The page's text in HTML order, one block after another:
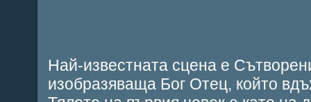
Най-известната сцена е
изобразяваща Бог Отец, който